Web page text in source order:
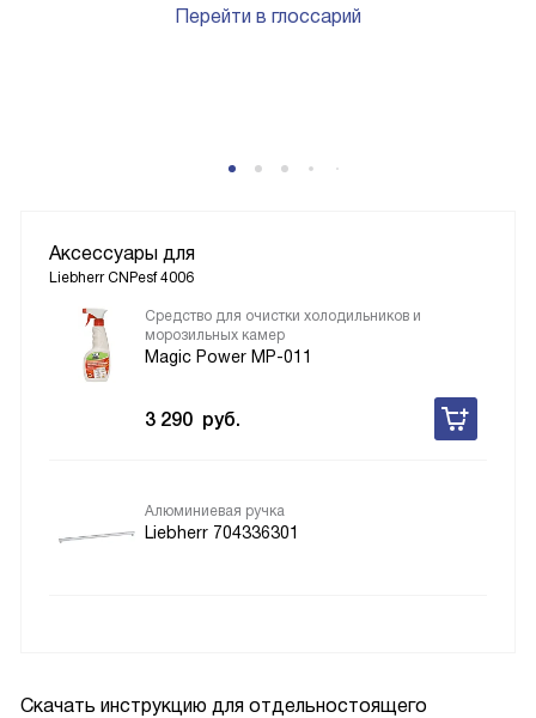
Скачать инструкцию для отдельностоящего
Перейти в глоссарий
Аксессуары для
Liebherr CNPesf 4006
Средство для очистки холодильников и
морозильных камер
Magic Power MP-011
3 290 руб.
Алюминиевая ручка
Liebherr 704336301